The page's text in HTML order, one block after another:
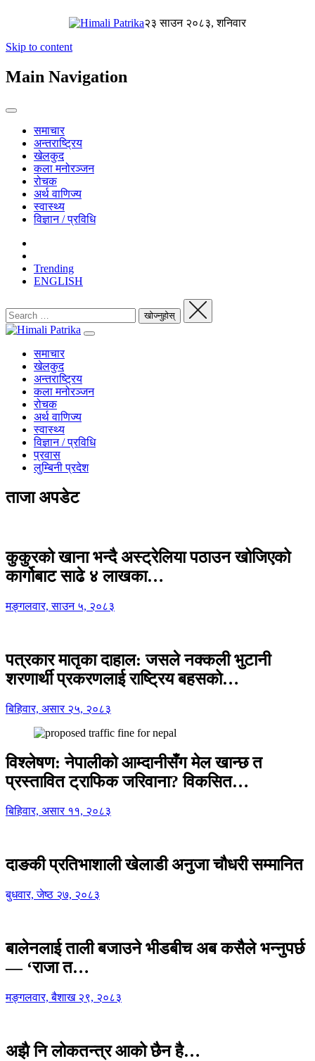
२३ साउन २०८३, शनिवार
Skip to content
Main Navigation
समाचार
अन्तराष्ट्रिय
खेलकुद
कला मनोरञ्जन
रोचक
अर्थ वाणिज्य
स्वास्थ्य
विज्ञान / प्रविधि
Trending
ENGLISH
समाचार
खेलकुद
अन्तराष्ट्रिय
कला मनोरञ्जन
रोचक
अर्थ वाणिज्य
स्वास्थ्य
विज्ञान / प्रविधि
प्रवास
लुम्बिनी प्रदेश
ताजा अपडेट
कुकुरको खाना भन्दै अस्ट्रेलिया पठाउन खोजिएको
कार्गोबाट साढे ४ लाखका…
मङ्गलवार, साउन ५, २०८३
पत्रकार मातृका दाहाल: जसले नक्कली भुटानी
शरणार्थी प्रकरणलाई राष्ट्रिय बहसको…
बिहिवार, असार २५, २०८३
विश्लेषण: नेपालीको आम्दानीसँग मेल खान्छ त
प्रस्तावित ट्राफिक जरिवाना? विकसित…
बिहिवार, असार ११, २०८३
दाङकी प्रतिभाशाली खेलाडी अनुजा चौधरी सम्मानित
बुधवार, जेष्ठ २७, २०८३
बालेनलाई ताली बजाउने भीडबीच अब कसैले भन्नुपर्छ
— ‘राजा त…
मङ्गलवार, बैशाख २९, २०८३
अझै नि लोकतन्त्र आको छैन है…